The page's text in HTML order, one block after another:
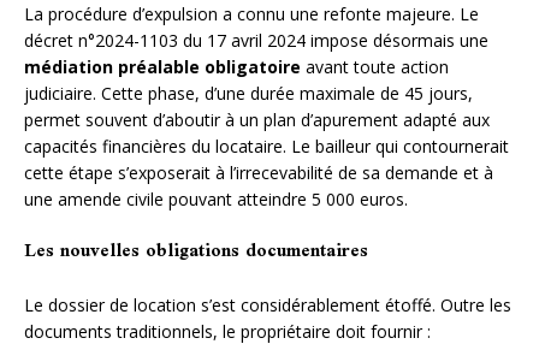
La procédure d’expulsion a connu une refonte majeure. Le
décret n°2024-1103 du 17 avril 2024 impose désormais une
médiation préalable obligatoire avant toute action
judiciaire. Cette phase, d’une durée maximale de 45 jours,
permet souvent d’aboutir à un plan d’apurement adapté aux
capacités financières du locataire. Le bailleur qui contournerait
cette étape s’exposerait à l’irrecevabilité de sa demande et à
une amende civile pouvant atteindre 5 000 euros.
Les nouvelles obligations documentaires
Le dossier de location s’est considérablement étoffé. Outre les
documents traditionnels, le propriétaire doit fournir :